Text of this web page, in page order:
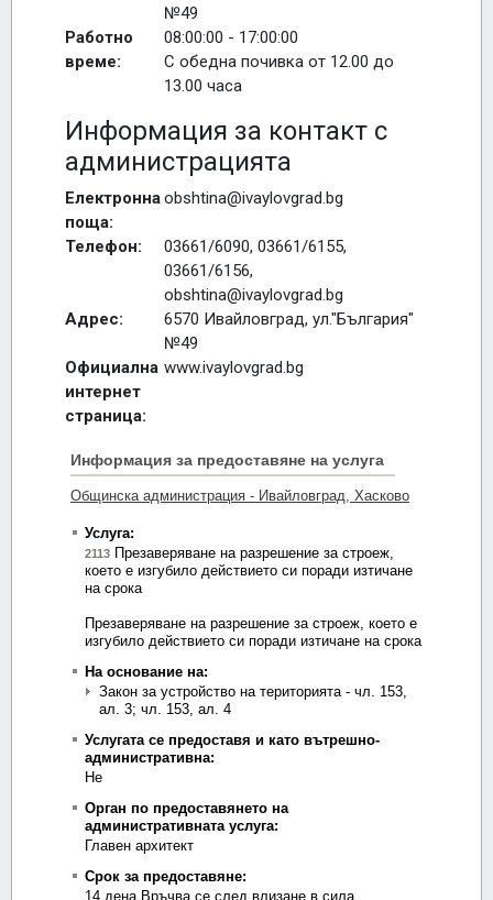
№49
Работно
време:
08:00:00 - 17:00:00
С обедна почивка от 12.00 до
13.00 часа
Информация за контакт с
администрацията
Електронна
поща:
obshtina@ivaylovgrad.bg
Телефон:
03661/6090, 03661/6155,
03661/6156,
obshtina@ivaylovgrad.bg
Адрес:
6570 Ивайловград, ул."България"
№49
Официална
интернет
страница:
www.ivaylovgrad.bg